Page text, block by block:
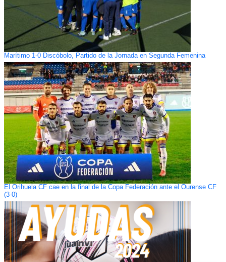
Marítimo 1-0 Discóbolo, Partido de la Jornada en Segunda Femenina
El Orihuela CF cae en la final de la Copa Federación ante el Ourense CF
(3-0)